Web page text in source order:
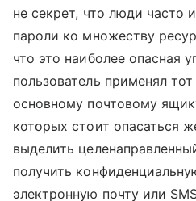
не секрет, что люди часто
пароли ко множеству
что это наиболее опасная
пользователь применял
основному почтовому
которых стоит опасаться
выделить
получить
электронную почту или